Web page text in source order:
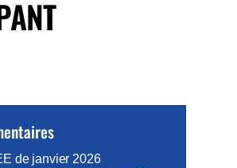
de janvier 2026